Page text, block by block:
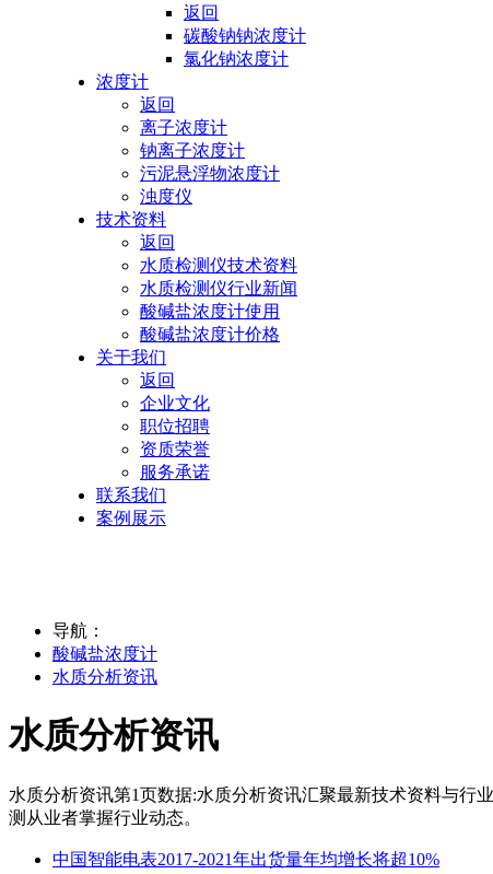
返回
碳酸钠钠浓度计
氯化钠浓度计
浓度计
返回
离子浓度计
钠离子浓度计
污泥悬浮物浓度计
浊度仪
技术资料
返回
水质检测仪技术资料
水质检测仪行业新闻
酸碱盐浓度计使用
酸碱盐浓度计价格
关于我们
返回
企业文化
职位招聘
资质荣誉
服务承诺
联系我们
案例展示
导航：
酸碱盐浓度计
水质分析资讯
水质分析资讯
水质分析资讯第1页数据:水质分析资讯汇聚最新技术资料与行
测从业者掌握行业动态。
中国智能电表2017-2021年出货量年均增长将超10%